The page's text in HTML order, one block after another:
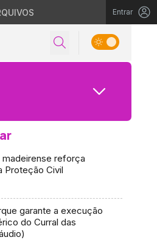
Entrar
madeirense reforça
Proteção Civil
garante a execução
do Curral das